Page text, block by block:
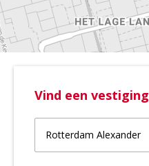
Vind een vestiging